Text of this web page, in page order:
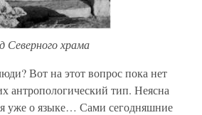
Северного храма
Вот на этот вопрос пока нет
антропологический тип. Неясна
уже о языке… Сами сегодняшние